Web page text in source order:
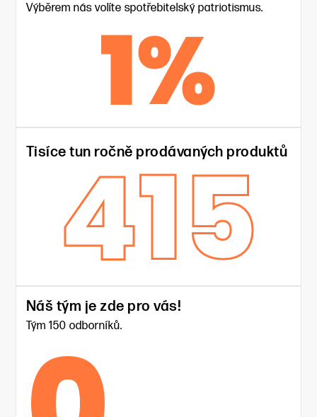
Výběrem nás volíte spotřebitelský patriotismus.
1%
415
Tisíce tun ročně prodávaných produktů
Náš tým je zde pro vás!
Tým 150 odborníků.